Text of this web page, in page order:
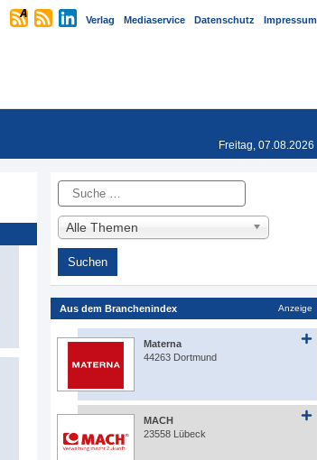
Verlag Mediaservice Datenschutz Impressum
Freitag, 07.08.2026
Suche
Alle Themen
Aus dem Branchenindex Anzeige
Materna
44263 Dortmund
MACH
23558 Lübeck